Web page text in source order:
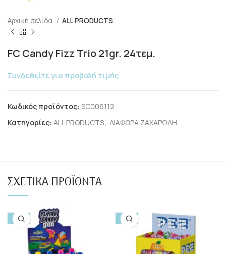
Αρχική σελίδα ALL PRODUCTS
FC Candy Fizz Trio 21gr. 24τεμ.
Συνδεθείτε για προβολή τιμής
Κωδικός προϊόντος: SC006112
Κατηγορίες: ALL PRODUCTS, ΔΙΑΦΟΡΑ ΖΑΧΑΡΩΔΗ
ΣΧΕΤΙΚΆ ΠΡΟΪΌΝΤΑ
-10% -10%